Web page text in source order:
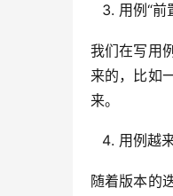
用例“前
我们在写用
来的，比如
来。
用例越
随着版本的